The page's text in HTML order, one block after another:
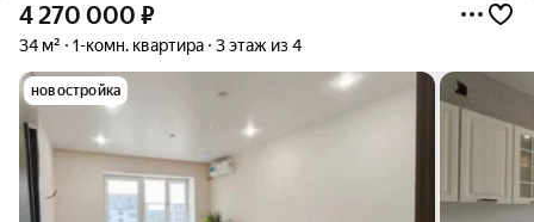
4 270 000 ₽
34 м² 1-комн. квартира 3 этаж из 4
новостройка